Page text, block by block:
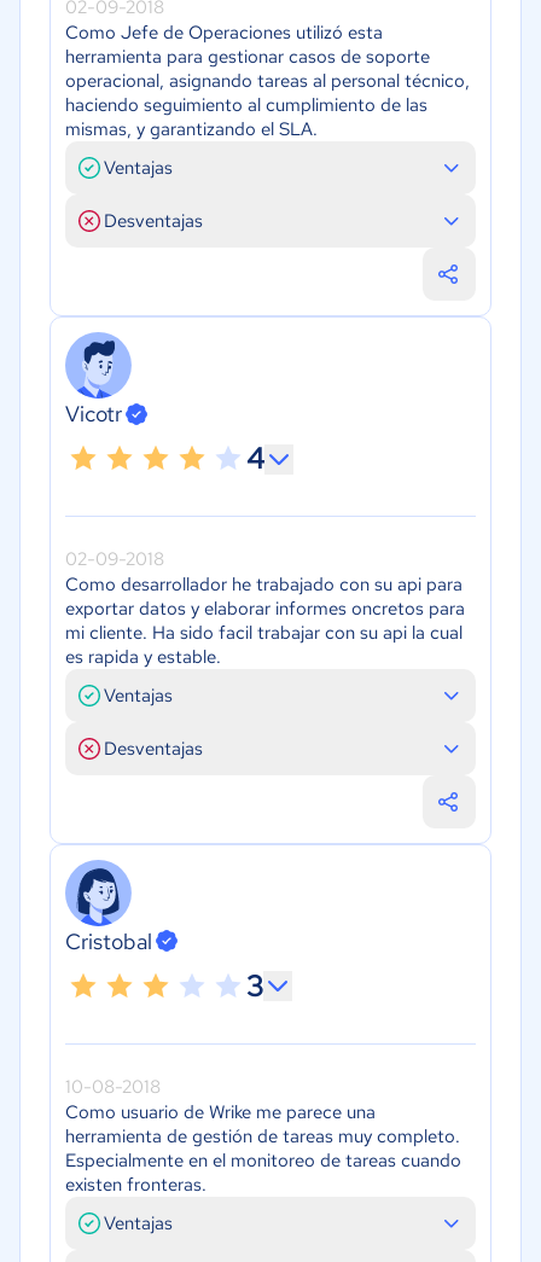
02-09-2018
Como Jefe de Operaciones utilizó esta
herramienta para gestionar casos de soporte
operacional, asignando tareas al personal técnico,
haciendo seguimiento al cumplimiento de las
mismas, y garantizando el SLA.
Ventajas
Desventajas
Vicotr
4
02-09-2018
Como desarrollador he trabajado con su api para
exportar datos y elaborar informes oncretos para
mi cliente. Ha sido facil trabajar con su api la cual
es rapida y estable.
Ventajas
Desventajas
Cristobal
3
10-08-2018
Como usuario de Wrike me parece una
herramienta de gestión de tareas muy completo.
Especialmente en el monitoreo de tareas cuando
existen fronteras.
Ventajas